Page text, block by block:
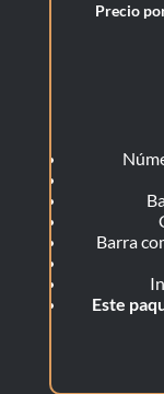
Precio
Barra
Este